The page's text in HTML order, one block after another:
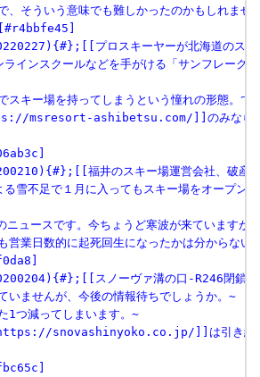
、そういう意味でも難しかったのかもしれませ
プロスキーヤーが北海道のス
インスクールなどを手がける「サンフレーク
スキー場を持ってしまうという憧れの形態。で
msresort-ashibetsu.com/]]のみな
福井のスキー場運営会社、破
雪不足で１月に入ってもスキー場をオープン
ュースです。今ちょうど寒波が来ていますが
営業日数的に起死回生になったかは分からない
スノーヴァ溝の口-R246閉
いませんが、今後の情報待ちでしょうか。~
1つ減ってしまいます。~
snovashinyoko.co.jp/]]は引き続き